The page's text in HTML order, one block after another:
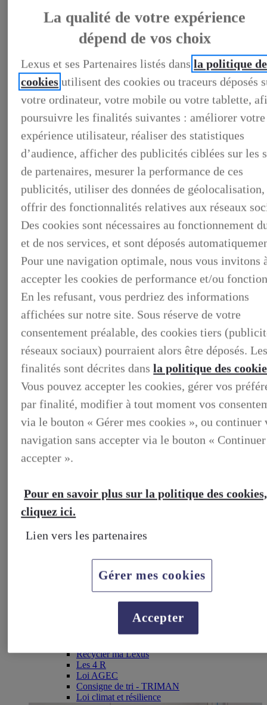
LES AVANTAGES LEXUS BUSINESS
ELECTRIFIED TESTDRIVE
ELECTRIFIED PROGRAM
NOS OFFRES DU MOMENT
NOS SOLUTIONS DE FINANCEMENT
L'HYBRIDE POUR LES PROFESSIONNELS
CONTACTEZ-NOUS
BUSINESS
DECOUVREZ NOS SOLUTIONS DEDIEES AUX
PROFESSIONNELS
BUSINESS, DECOUVREZ NOS SOLUTIONS DEDIEES
AUX PROFESSIONNELS
VOTRE LEXUS
ENTRETIEN & REPARATION
Entretien du vehicule
Verification du systeme hybride
Controle technique
Pneus
Vidange d'huile
My Lexus
Lexus Link+
Bluetooth
Pièces d'origine Lexus
Accessoires d'origine Lexus
GARANTIE & ASSISTANCE
Garantie constructeur
Garantie Lexus Relax
Assistance routiere
MANUEL DU PROPRIÉTAIRE
Recycler ma Lexus
Les 4 R
Loi AGEC
Consigne de tri - TRIMAN
Loi climat et résilience
La qualité de votre expérience
dépend de vos choix
Lexus et ses Partenaires listés dansla politique
cookies utilisent des cookies ou traceurs déposés
votre ordinateur, votre mobile ou votre tablette,
poursuivre les finalités suivantes : améliorer votre
expérience utilisateur, réaliser des statistiques
d’audience, afficher des publicités ciblées sur les
de partenaires, mesurer la performance de ces
publicités, utiliser des données de géolocalisation,
offrir des fonctionnalités relatives aux réseaux
Des cookies sont nécessaires au fonctionnement
et de nos services, et sont déposés
Pour une navigation optimale, nous vous invitons
accepter les cookies de performance et/ou
En les refusant, vous perdriez des informations
affichées sur notre site. Sous réserve de votre
consentement préalable, des cookies tiers
réseaux sociaux) pourraient alors être déposés.
finalités sont décrites dansla politique des
Vous pouvez accepter les cookies, gérer vos
par finalité, modifier à tout moment vos
via le bouton « Gérer mes cookies », ou continuer
navigation sans accepter via le bouton « Continuer
accepter ».
Pour en savoir plus sur la politique des cookies,
cliquez ici.
Lien vers les partenaires
Gérer mes cookies
Accepter